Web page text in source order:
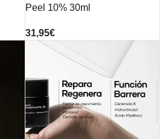
Peel 10% 30ml
31,95€